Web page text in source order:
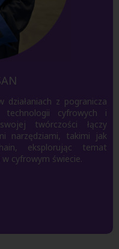
działaniach z pogranicza
technologii cyfrowych i
twórczości łączy
narzędziami, takimi jak
eksplorując temat
cyfrowym świecie.